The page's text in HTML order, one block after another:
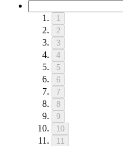
1
2
3
4
5
6
7
8
9
10
11